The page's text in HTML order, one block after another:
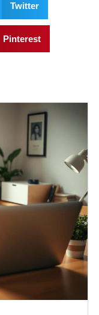
Twitter
Pinterest